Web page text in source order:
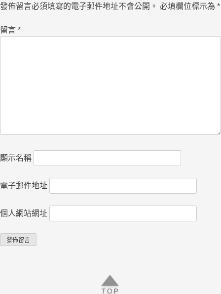
發佈留言必須填寫的電子郵件地址不會公開。 必填欄位標示為 *
留言 *
顯示名稱
電子郵件地址
個人網站網址